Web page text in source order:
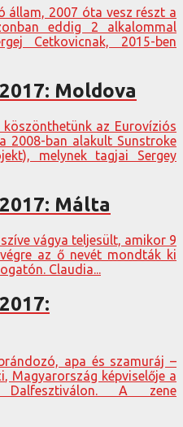
állam, 2007 óta vesz részt a
eddig 2 alkalommal
Cetkovicnak, 2015-ben
Moldova
az Eurovíziós
2008-ban alakult Sunstroke
melynek tagjai Sergey
Málta
vágya teljesült, amikor 9
az ő nevét mondták ki
Claudia...
apa és szamuráj –
Magyarország képviselője a
Dalfesztiválon. A zene